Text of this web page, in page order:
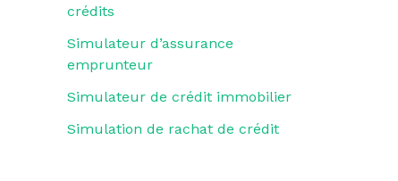
crédits
Simulateur d’assurance
emprunteur
Simulateur de crédit immobilier
Simulation de rachat de crédit